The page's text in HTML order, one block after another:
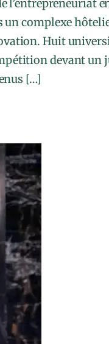
complexe
Huit
devant un
[…]